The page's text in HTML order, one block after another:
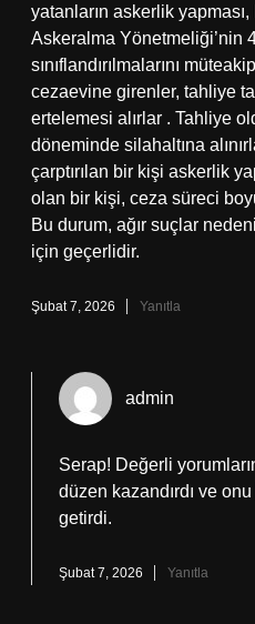
yatanların askerlik
Askeralma Yönetmeliği’nin
sınıflandırılmalarını
cezaevine girenler, tahliye
ertelemesi alırlar . Tahliye
döneminde silahaltına
çarptırılan bir kişi askerlik
olan bir kişi, ceza süreci
Bu durum, ağır suçlar
için geçerlidir.
Şubat 7, 2026 Yanıtla
admin
Serap! Değerli
düzen kazandırdı ve onu
getirdi.
Şubat 7, 2026 Yanıtla